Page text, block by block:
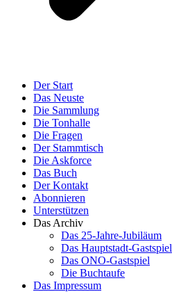
Der Start
Das Neuste
Die Sammlung
Die Tonhalle
Die Fragen
Der Stammtisch
Die Askforce
Das Buch
Der Kontakt
Abonnieren
Unterstützen
Das Archiv
Das 25-Jahre-Jubiläum
Das Hauptstadt-Gastspiel
Das ONO-Gastspiel
Die Buchtaufe
Das Impressum